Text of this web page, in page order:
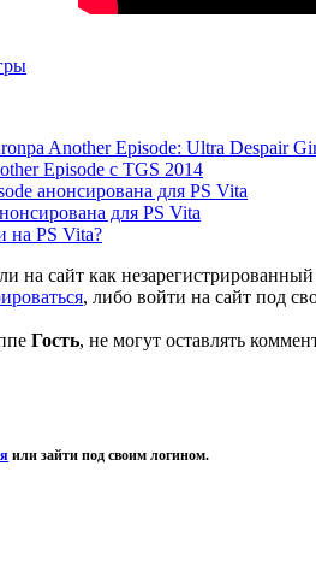
Another Episode: Ultra Despair
Episode с TGS 2014
анонсирована для PS Vita
для PS Vita
на PS Vita?
на сайт как незарегистрированный
, либо войти на сайт под
Гость, не могут оставлять
или зайти под своим логином.